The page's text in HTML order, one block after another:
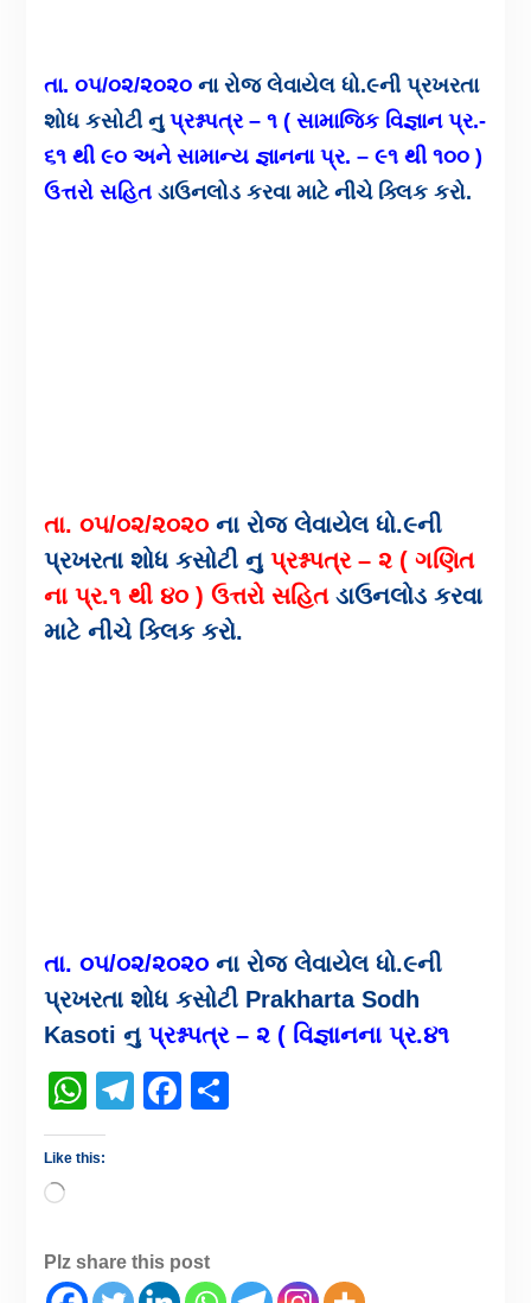
તા. ૦૫/૦૨/૨૦૨૦ના રોજ લેવાયેલ ધો.૯ની પ્રખરતા
શોધ કસોટી નુ પ્રશ્નપત્ર – ૧ ( સામાજિક વિજ્ઞાન પ્ર.-
૬૧ થી ૯૦ અને સામાન્ય જ્ઞાનના પ્ર. – ૯૧ થી ૧૦૦ )
ઉત્તરો સહિતડાઉનલોડ કરવા માટે નીચે ક્લિક કરો.
તા. ૦૫/૦૨/૨૦૨૦ના રોજ લેવાયેલ ધો.૯ની
પ્રખરતા શોધ કસોટી નુ પ્રશ્નપત્ર – ૨ ( ગણિત
ના પ્ર.૧ થી ૪૦ ) ઉત્તરો સહિતડાઉનલોડ કરવા
માટે નીચે ક્લિક કરો.
તા. ૦૫/૦૨/૨૦૨૦ના રોજ લેવાયેલ ધો.૯ની
પ્રખરતા શોધ કસોટી Prakharta Sodh
Kasoti નુ પ્રશ્નપત્ર – ૨ ( વિજ્ઞાનના પ્ર.૪૧
WhatsApp
Telegram
Facebook
Like this:
Plz share this post